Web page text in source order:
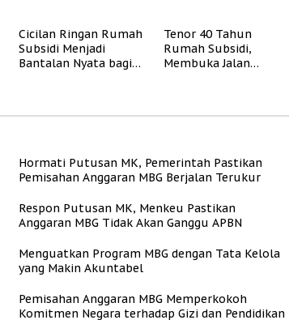
Cicilan Ringan Rumah
Subsidi Menjadi
Bantalan Nyata bagi
Tenor 40 Tahun
Rumah Subsidi,
Membuka Jalan
Hormati Putusan MK, Pemerintah Pastikan
Pemisahan Anggaran MBG Berjalan Terukur
Respon Putusan MK, Menkeu Pastikan
Anggaran MBG Tidak Akan Ganggu APBN
Menguatkan Program MBG dengan Tata Kelola
yang Makin Akuntabel
Pemisahan Anggaran MBG Memperkokoh
Komitmen Negara terhadap Gizi dan Pendidikan